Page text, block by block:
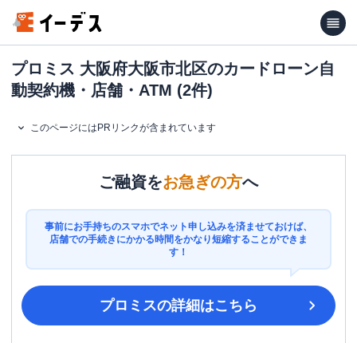
プロミス 大阪府大阪市北区のカードローン自
動契約機・店舗・ATM (2件)
このページにはPRリンクが含まれています
ご融資をお急ぎの方へ
事前にお手持ちのスマホでネット申し込みを済ませておけば、
店舗での手続きにかかる時間をかなり短縮することができま
す！
プロミスの詳細はこちら